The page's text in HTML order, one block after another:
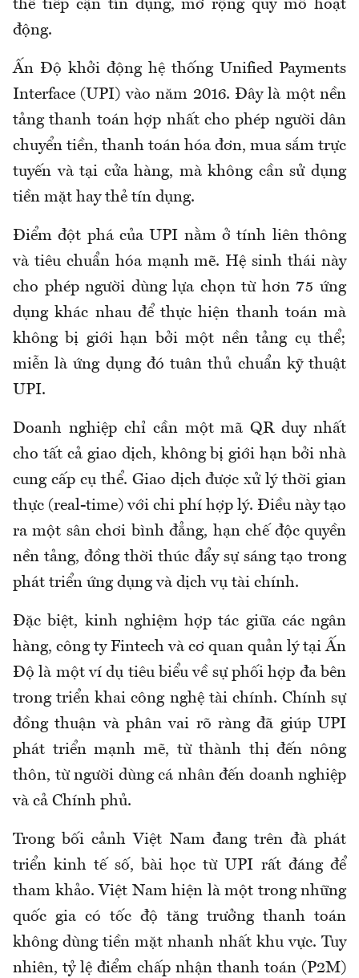
thể tiếp cận tín dụng, mở rộng quy mô hoạt
động.
Ấn Độ khởi động hệ thống Unified Payments
Interface (UPI) vào năm 2016. Đây là một nền
tảng thanh toán hợp nhất cho phép người dân
chuyển tiền, thanh toán hóa đơn, mua sắm trực
tuyến và tại cửa hàng, mà không cần sử dụng
tiền mặt hay thẻ tín dụng.
Điểm đột phá của UPI nằm ở tính liên thông
và tiêu chuẩn hóa mạnh mẽ. Hệ sinh thái này
cho phép người dùng lựa chọn từ hơn 75 ứng
dụng khác nhau để thực hiện thanh toán mà
không bị giới hạn bởi một nền tảng cụ thể;
miễn là ứng dụng đó tuân thủ chuẩn kỹ thuật
UPI.
Doanh nghiệp chỉ cần một mã QR duy nhất
cho tất cả giao dịch, không bị giới hạn bởi nhà
cung cấp cụ thể. Giao dịch được xử lý thời gian
thực (real-time) với chi phí hợp lý. Điều này tạo
ra một sân chơi bình đẳng, hạn chế độc quyền
nền tảng, đồng thời thúc đẩy sự sáng tạo trong
phát triển ứng dụng và dịch vụ tài chính.
Đặc biệt, kinh nghiệm hợp tác giữa các ngân
hàng, công ty Fintech và cơ quan quản lý tại Ấn
Độ là một ví dụ tiêu biểu về sự phối hợp đa bên
trong triển khai công nghệ tài chính. Chính sự
đồng thuận và phân vai rõ ràng đã giúp UPI
phát triển mạnh mẽ, từ thành thị đến nông
thôn, từ người dùng cá nhân đến doanh nghiệp
và cả Chính phủ.
Trong bối cảnh Việt Nam đang trên đà phát
triển kinh tế số, bài học từ UPI rất đáng để
tham khảo. Việt Nam hiện là một trong những
quốc gia có tốc độ tăng trưởng thanh toán
không dùng tiền mặt nhanh nhất khu vực. Tuy
nhiên, tỷ lệ điểm chấp nhận thanh toán (P2M)